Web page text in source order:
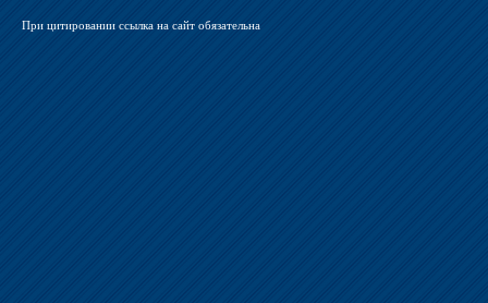
При цитировании ссылка на сайт обязательна